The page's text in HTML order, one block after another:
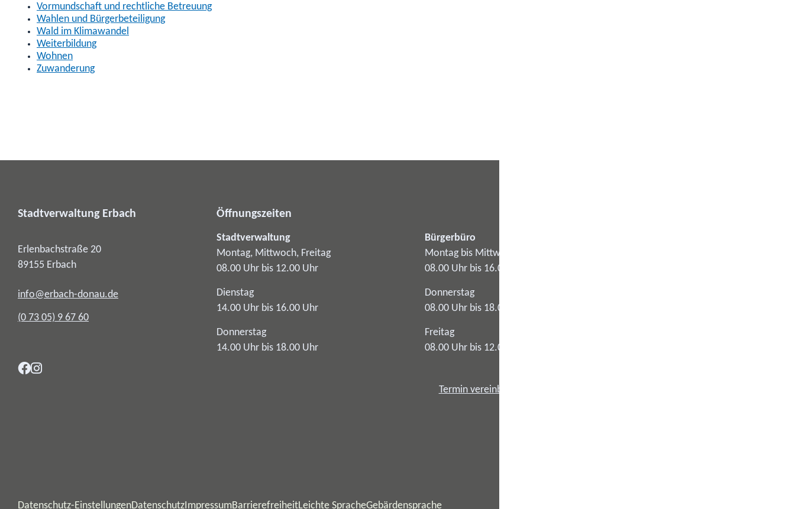
Vormundschaft und rechtliche Betreuung
Wahlen und Bürgerbeteiligung
Wald im Klimawandel
Weiterbildung
Wohnen
Zuwanderung
Stadtverwaltung Erbach
Erlenbachstraße 20
89155 Erbach
info@erbach-donau.de
(0 73 05) 9 67 60
Öffnungszeiten
Stadtverwaltung
Montag, Mittwoch, Freitag
08.00 Uhr bis 12.00 Uhr
Dienstag
14.00 Uhr bis 16.00 Uhr
Donnerstag
14.00 Uhr bis 18.00 Uhr
Bürgerbüro
Montag bis Mittwoch
08.00 Uhr bis 16.00 Uhr
Donnerstag
08.00 Uhr bis 18.00 Uhr
Freitag
08.00 Uhr bis 12.00 Uhr
Termin vereinbaren
Datenschutz-EinstellungenDatenschutzImpressumBarrierefreiheitLeichte SpracheGebärdensprache